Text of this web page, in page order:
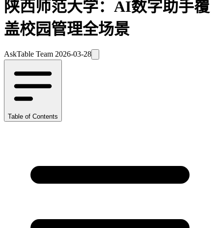
陕西师范大学：AI数字助手覆
盖校园管理全场景
AskTable Team 2026-03-28
Table of Contents